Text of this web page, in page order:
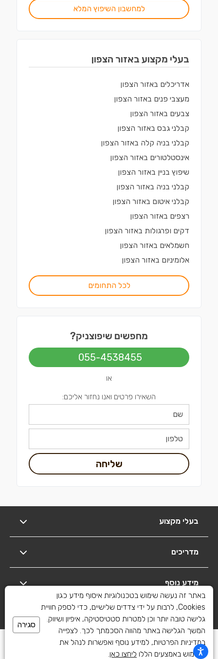
למחשבון השיפוץ המלא
בעלי מקצוע באזור הצפון
אדריכלים באזור הצפון
מעצבי פנים באזור הצפון
צבעים באזור הצפון
קבלני גבס באזור הצפון
קבלני בניה קלה באזור הצפון
אינסטלטורים באזור הצפון
שיפוץ בניין באזור הצפון
קבלני בניה באזור הצפון
קבלני איטום באזור הצפון
רצפים באזור הצפון
דקים ופרגולות באזור הצפון
חשמלאים באזור הצפון
אלומיניום באזור הצפון
לכל התחומים
מחפשים שיפוצניק?
055-4538455
או
השאירו פרטים ואנו נחזור אליכם:
שליחה
בעלי מקצוע
מדריכים
מידע נוסף
יצירת קשר
כל הזכויות שמורות לשיפוצים פלוס 2010-2026
באתר זה נעשה שימוש בטכנולוגיות איסוף מידע כגון
Cookies, לרבות על ידי צדדים שלישיים, כדי לספק חוויית
גלישה טובה יותר וכן למטרות סטטיסטיקה, איפיון ושיווק.
המשך הגלישה באתר מהווה הסכמתך לכך. לצפייה
במדיניות הפרטיות, למידע נוסף ואפשרות לנהל את
השימוש באמצעים הללו ליחצו כאן.
סגירה